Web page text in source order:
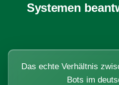
Systemen
Das echte Verhältnis
Bots im